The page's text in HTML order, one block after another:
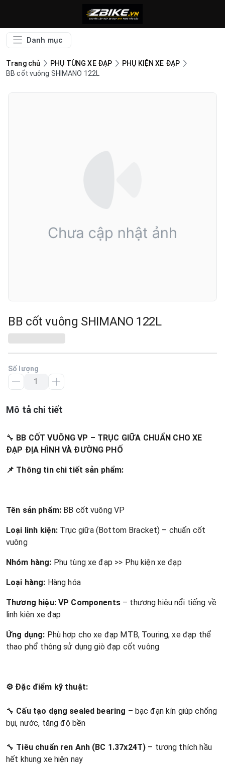
Danh mục
Trang chủ PHỤ TÙNG XE ĐẠP
PHỤ KIỆN XE ĐẠP
BB cốt vuông SHIMANO 122L
BB cốt vuông SHIMANO 122L
Số lượng
Mô tả chi tiết
🔧 BB CỐT VUÔNG VP – TRỤC GIỮA CHUẨN CHO XE
ĐẠP ĐỊA HÌNH VÀ ĐƯỜNG PHỐ
📌 Thông tin chi tiết sản phẩm:
Tên sản phẩm:BB cốt vuông VP
Loại linh kiện: Trục giữa (Bottom Bracket) – chuẩn cốt
vuông
Nhóm hàng: Phụ tùng xe đạp >> Phụ kiện xe đạp
Loại hàng: Hàng hóa
Thương hiệu: VP Components– thương hiệu nổi tiếng về
linh kiện xe đạp
Ứng dụng: Phù hợp cho xe đạp MTB, Touring, xe đạp thể
thao phổ thông sử dụng giò đạp cốt vuông
⚙️ Đặc điểm kỹ thuật:
🔧 Cấu tạo dạng sealed bearing – bạc đạn kín giúp chống
bụi, nước, tăng độ bền
🔧 Tiêu chuẩn ren Anh (BC 1.37x24T) – tương thích hầu
hết khung xe hiện nay